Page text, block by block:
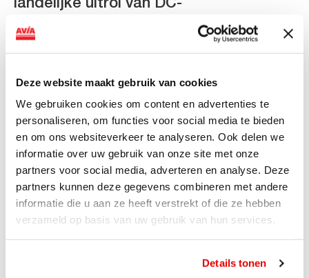
Deze website maakt gebruik van cookies
We gebruiken cookies om content en advertenties te
personaliseren, om functies voor social media te bieden
en om ons websiteverkeer te analyseren. Ook delen we
informatie over uw gebruik van onze site met onze
partners voor social media, adverteren en analyse. Deze
partners kunnen deze gegevens combineren met andere
informatie die u aan ze heeft verstrekt of die ze hebben
verzameld op basis van uw gebruik van hun services.
Details tonen
landelijke uitrol van DC-
Lees verder